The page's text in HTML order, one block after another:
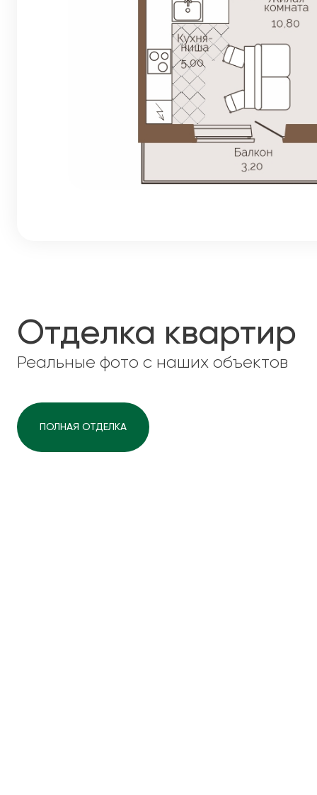
Отделка квартир
Реальные фото с наших объектов
ПОЛНАЯ ОТДЕЛКА